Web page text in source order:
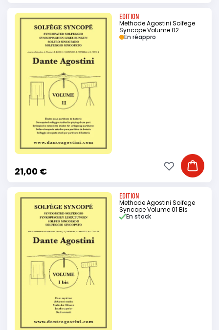
EDITION
Methode Agostini Solfege
Syncope Volume 02
21,00 €
En réappro
Ajouter
Ajouter à ma
EDITION
Methode Agostini Solfege
Syncope Volume 01 Bis
En stock